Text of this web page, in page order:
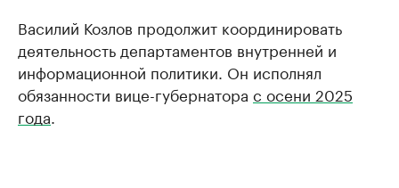
Василий Козлов продолжит координировать
деятельность департаментов внутренней и
информационной политики. Он исполнял
обязанности вице-губернатора с осени 2025
года